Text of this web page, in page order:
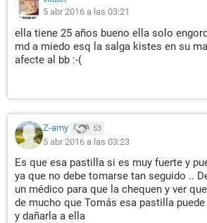
5 abr 2016 a las 03:21
ella tiene 25 años bueno ella solo
md a miedo esq la salga kistes en su
afecte al bb :-(
Z-amy 53
5 abr 2016 a las 03:23
Es que esa pastilla si es muy fuerte y
ya que no debe tomarse tan seguido ..
un médico para que la chequen y ver
de mucho que Tomás esa pastilla
y dañarla a ella